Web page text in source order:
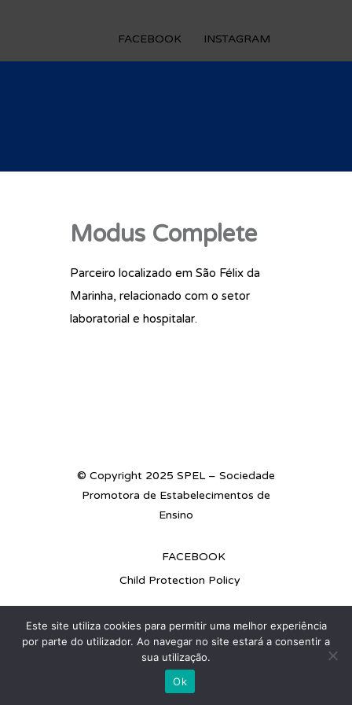
FACEBOOK INSTAGRAM
Modus Complete
Parceiro localizado em São Félix da
Marinha, relacionado com o setor
laboratorial e hospitalar.
© Copyright 2025 SPEL – Sociedade
Promotora de Estabelecimentos de
Ensino
FACEBOOK
Child Protection Policy
Este site utiliza cookies para permitir uma melhor experiência
por parte do utilizador. Ao navegar no site estará a consentir a
sua utilização.
Ok